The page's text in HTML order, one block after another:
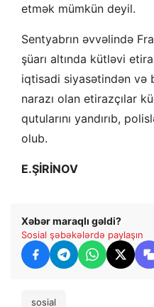
etmək mümkün deyil.
Sentyabrın əvvəlində
şüarı altında kütləvi
iqtisadi siyasətindən və
narazı olan etirazçılar
qutularını yandırıb,
olub.
E.ŞİRİNOV
Xəbər maraqlı gəldi?
Sosial şəbəkələrdə paylaşın
sosial